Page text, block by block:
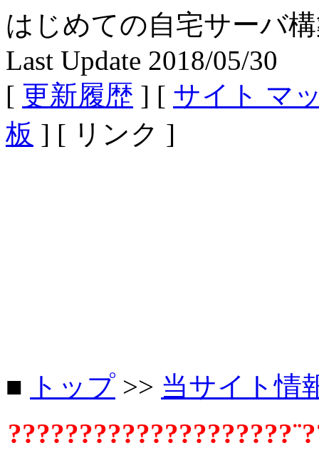
はじめての自宅サーバ構
Last Update 2018/05/30
[ 更新履歴 ] [ サイト マ
板 ] [ リンク ]
■ トップ >> 当サイト情